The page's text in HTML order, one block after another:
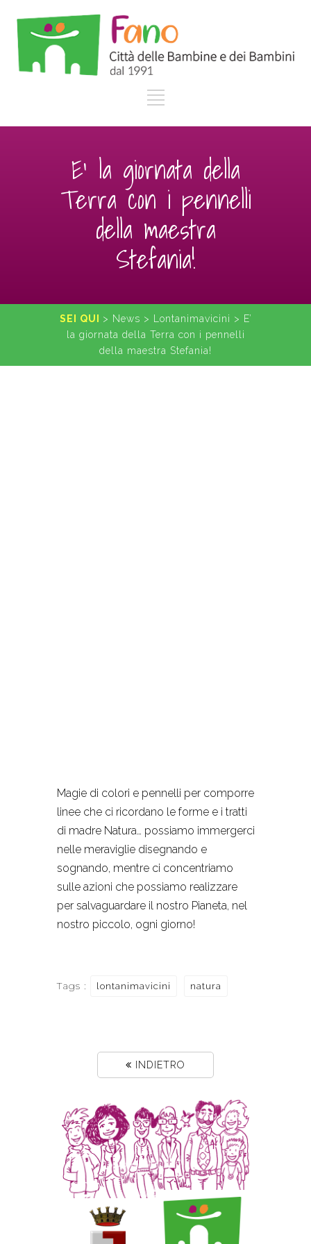
E’ la giornata della
Terra con i pennelli
della maestra
Stefania!
SEI QUI > News > Lontanimavicini > E’
la giornata della Terra con i pennelli
della maestra Stefania!
Magie di colori e pennelli per comporre
linee che ci ricordano le forme e i tratti
di madre Natura… possiamo immergerci
nelle meraviglie disegnando e
sognando, mentre ci concentriamo
sulle azioni che possiamo realizzare
per salvaguardare il nostro Pianeta, nel
nostro piccolo, ogni giorno!
Tags : lontanimavicini natura
INDIETRO